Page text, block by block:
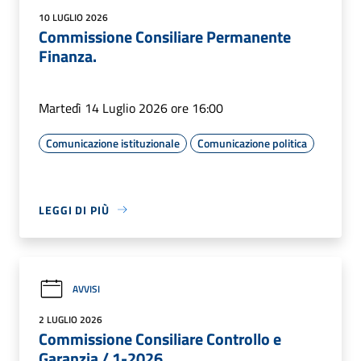
10 LUGLIO 2026
Commissione Consiliare Permanente
Finanza.
Martedì 14 Luglio 2026 ore 16:00
Comunicazione istituzionale Comunicazione politica
LEGGI DI PIÙ
AVVISI
2 LUGLIO 2026
Commissione Consiliare Controllo e